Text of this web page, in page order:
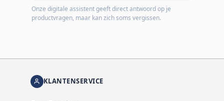
Onze digitale assistent geeft direct antwoord op je
productvragen, maar kan zich soms vergissen.
KLANTENSERVICE